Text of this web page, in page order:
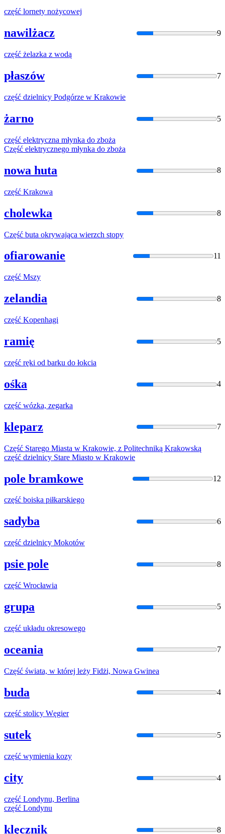
część lornety nożycowej
nawilżacz 9
część żelazka z wodą
płaszów 7
część dzielnicy Podgórze w Krakowie
żarno 5
część elektryczna młynka do zboża
Część elektrycznego młynka do zboża
nowa huta 8
część Krakowa
cholewka 8
Część buta okrywająca wierzch stopy
ofiarowanie 11
część Mszy
zelandia 8
część Kopenhagi
ramię 5
część ręki od barku do łokcia
ośka 4
część wózka, zegarka
kleparz 7
Część Starego Miasta w Krakowie, z Politechniką Krakowską
część dzielnicy Stare Miasto w Krakowie
pole bramkowe 12
część boiska piłkarskiego
sadyba 6
część dzielnicy Mokotów
psie pole 8
część Wrocławia
grupa 5
część układu okresowego
oceania 7
Część świata, w której leży Fidżi, Nowa Gwinea
buda 4
część stolicy Węgier
sutek 5
część wymienia kozy
city 4
część Londynu, Berlina
część Londynu
klęcznik 8